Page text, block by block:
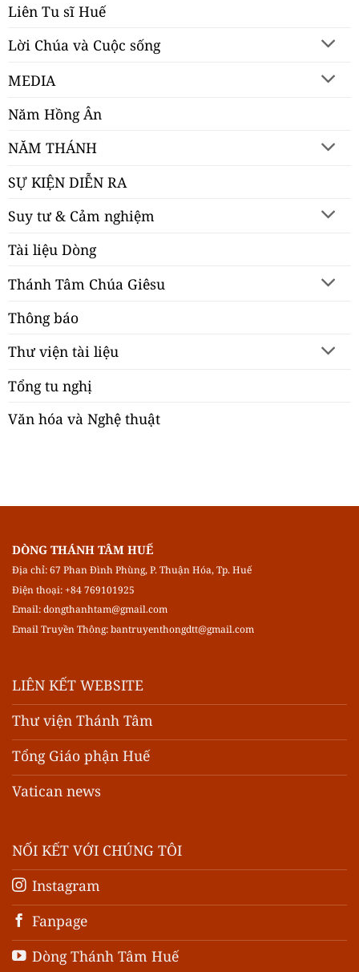
Liên Tu sĩ Huế
Lời Chúa và Cuộc sống
MEDIA
Năm Hồng Ân
NĂM THÁNH
SỰ KIỆN DIỄN RA
Suy tư & Cảm nghiệm
Tài liệu Dòng
Thánh Tâm Chúa Giêsu
Thông báo
Thư viện tài liệu
Tổng tu nghị
Văn hóa và Nghệ thuật
DÒNG THÁNH TÂM HUẾ
Địa chỉ: 67 Phan Đình Phùng, P. Thuận Hóa, Tp. Huế
Điện thoại: +84 769101925
Email:dongthanhtam@gmail.com
Email Truyền Thông:bantruyenthongdtt@gmail.com
LIÊN KẾT WEBSITE
Thư viện Thánh Tâm
Tổng Giáo phận Huế
Vatican news
NỐI KẾT VỚI CHÚNG TÔI
Instagram
Fanpage
Dòng Thánh Tâm Huế